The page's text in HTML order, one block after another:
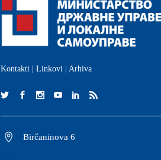
Kontakti Linkovi Arhiva
Birčaninova 6